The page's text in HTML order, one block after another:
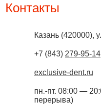
Контакты
Казань (420000),
+7 (843) 279-95-14
exclusive-dent.ru
пн.-пт. 08:00 —
перерыва)